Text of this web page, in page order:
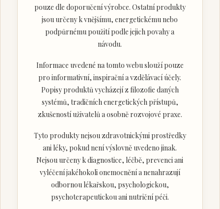
pouze dle doporučení výrobce. Ostatní produkty
jsou určeny k vnějšímu, energetickému nebo
podpůrnému použití podle jejich povahy a
návodu.
Informace uvedené na tomto webu slouží pouze
pro informativní, inspirační a vzdělávací účely.
Popisy produktů vycházejí z filozofie daných
systémů, tradičních energetických přístupů,
zkušeností uživatelů a osobně rozvojové praxe.
Tyto produkty nejsou zdravotnickými prostředky
ani léky, pokud není výslovně uvedeno jinak.
Nejsou určeny k diagnostice, léčbě, prevenci ani
vyléčení jakéhokoli onemocnění a nenahrazují
odbornou lékařskou, psychologickou,
psychoterapeutickou ani nutriční péči.